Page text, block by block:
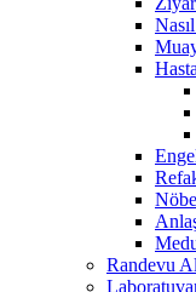
Randevu Al